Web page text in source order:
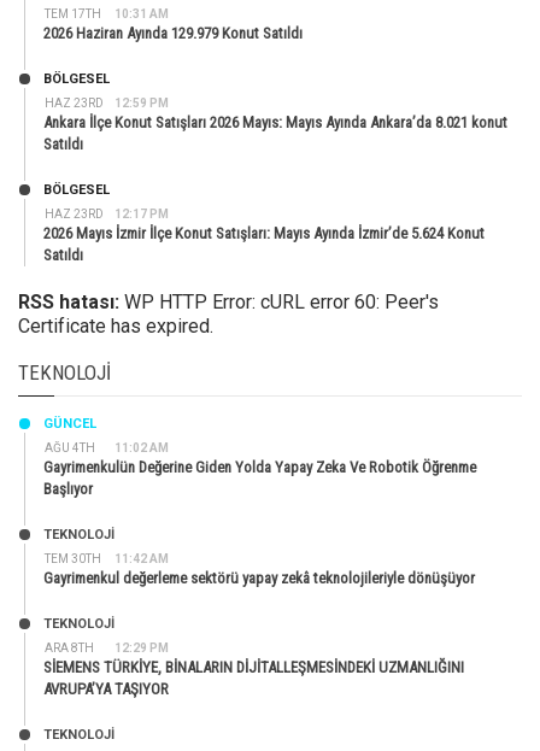
TEM 17TH 10:31 AM
2026 Haziran Ayında 129.979 Konut Satıldı
HAZ 23RD 12:59 PM
BÖLGESEL
Ankara İlçe Konut Satışları 2026 Mayıs: Mayıs Ayında Ankara’da 8.021 konut
Satıldı
HAZ 23RD 12:17 PM
BÖLGESEL
2026 Mayıs İzmir İlçe Konut Satışları: Mayıs Ayında İzmir’de 5.624 Konut
Satıldı
RSS hatası: WP HTTP Error: cURL error 60: Peer's
Certificate has expired.
TEKNOLOJI
AĞU 4TH 11:02 AM
GÜNCEL
Gayrimenkulün Değerine Giden Yolda Yapay Zeka Ve Robotik Öğrenme
Başlıyor
TEM 30TH 11:42 AM
TEKNOLOJİ
Gayrimenkul değerleme sektörü yapay zekâ teknolojileriyle dönüşüyor
ARA 8TH 12:29 PM
TEKNOLOJİ
SİEMENS TÜRKİYE, BİNALARIN DİJİTALLEŞMESİNDEKİ UZMANLIĞINI
AVRUPA’YA TAŞIYOR
TEKNOLOJİ